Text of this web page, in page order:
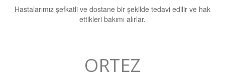
Hastalarımız şefkatli ve dostane bir şekilde tedavi edilir ve hak
ettikleri bakımı alırlar.
ORTEZ